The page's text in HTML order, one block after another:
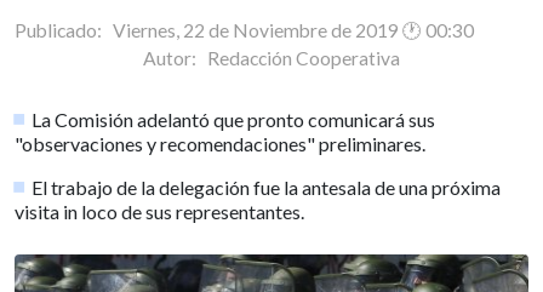
Publicado: Viernes, 22 de Noviembre de 2019 🕐 00:30
Autor: Redacción Cooperativa
La Comisión adelantó que pronto comunicará sus
"observaciones y recomendaciones" preliminares.
El trabajo de la delegación fue la antesala de una próxima
visita in loco de sus representantes.